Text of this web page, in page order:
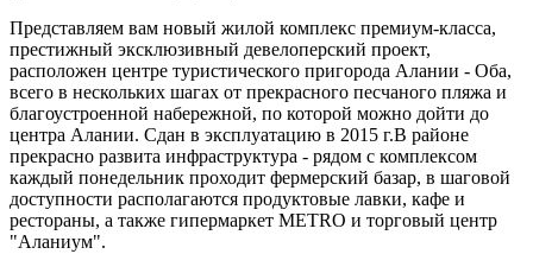
Представляем вам новый жилой комплекс премиум-класса,
престижный эксклюзивный девелоперский проект,
расположен центре туристического пригорода Алании - Оба,
всего в нескольких шагах от прекрасного песчаного пляжа и
благоустроенной набережной, по которой можно дойти до
центра Алании. Сдан в эксплуатацию в 2015 г.В районе
прекрасно развита инфраструктура - рядом с комплексом
каждый понедельник проходит фермерский базар, в шаговой
доступности располагаются продуктовые лавки, кафе и
рестораны, а также гипермаркет METRO и торговый центр
"Аланиум".